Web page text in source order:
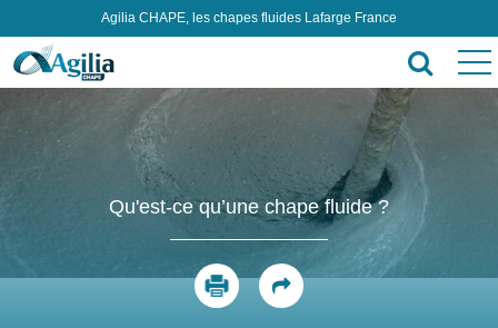
Agilia CHAPE, les chapes fluides Lafarge France
Qu'est-ce qu’une chape fluide ?